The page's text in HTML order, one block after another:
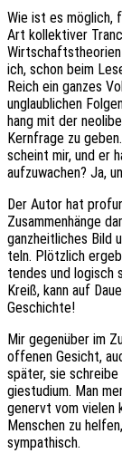
Wie ist es möglich,
Art kollek­ti­ver
Wirt­schafts­theo­rien
ich, schon beim
Reich ein ganzes
unglaub­li­chen
hang mit der
Kern­fra­ge zu
scheint mir, und er
aufzu­wa­chen? Ja,
Der Autor hat
Zusam­men­hän­ge
ganz­heit­li­ches Bild
teln. Plötz­lich
ten­des und logisch
Kreiß, kann auf
Geschichte!
Mir gegen­über im
offe­nen Gesicht,
später, sie
gie­stu­di­um. Man
genervt vom vielen
Menschen zu
sympathisch.